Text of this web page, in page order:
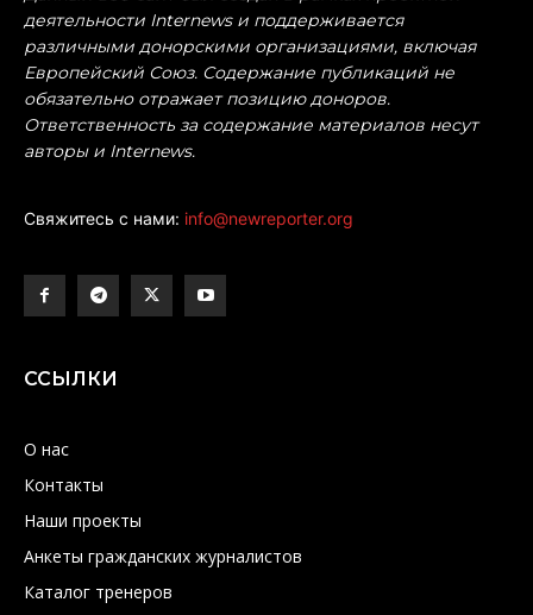
деятельности Internews и поддерживается
различными донорскими организациями, включая
Европейский Союз. Содержание публикаций не
обязательно отражает позицию доноров.
Ответственность за содержание материалов несут
авторы и Internews.
Свяжитесь с нами: info@newreporter.org
ССЫЛКИ
О нас
Контакты
Наши проекты
Анкеты гражданских журналистов
Каталог тренеров